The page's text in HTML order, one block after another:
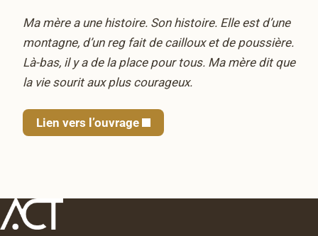
Ma mère a une histoire. Son histoire. Elle est d’une
montagne, d’un reg fait de cailloux et de poussière.
Là-bas, il y a de la place pour tous. Ma mère dit que
la vie sourit aux plus courageux.
Lien vers l’ouvrage